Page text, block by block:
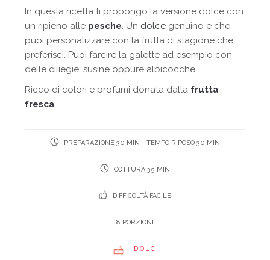
In questa ricetta ti propongo la versione dolce con
un ripieno alle pesche. Un dolce genuino e che
puoi personalizzare con la frutta di stagione che
preferisci. Puoi farcire la galette ad esempio con
delle ciliegie, susine oppure albicocche.
Ricco di colori e profumi donata dalla frutta
fresca.
PREPARAZIONE 30 MIN + TEMPO RIPOSO 30 MIN
COTTURA 35 MIN
DIFFICOLTÀ FACILE
8 PORZIONI
DOLCI